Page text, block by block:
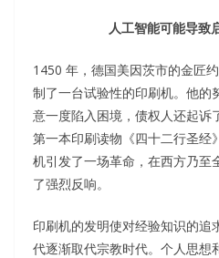
人工智能可能导致
1450 年，德国美因茨市的金匠
制了一台试验性的印刷机。他的
意一度陷入困境，债权人还起诉
第一本印刷读物《四十二行圣经
机引发了一场革命，在西方乃至
了强烈反响。
印刷机的发明使对经验知识的追
代逐渐取代宗教时代。个人思想